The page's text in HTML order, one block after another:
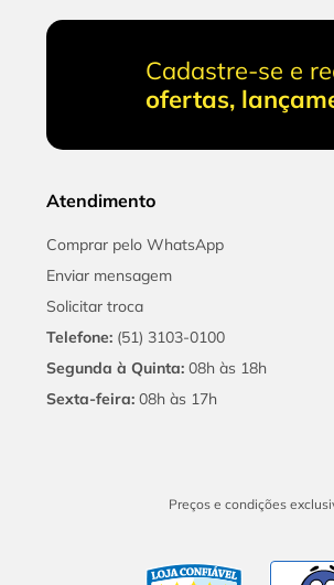
Cadastre-se e
ofertas,
Atendimento
Comprar pelo WhatsApp
Enviar mensagem
Solicitar troca
Telefone: (51) 3103-0100
Segunda à Quinta: 08h às 18h
Sexta-feira: 08h às 17h
Preços e condições